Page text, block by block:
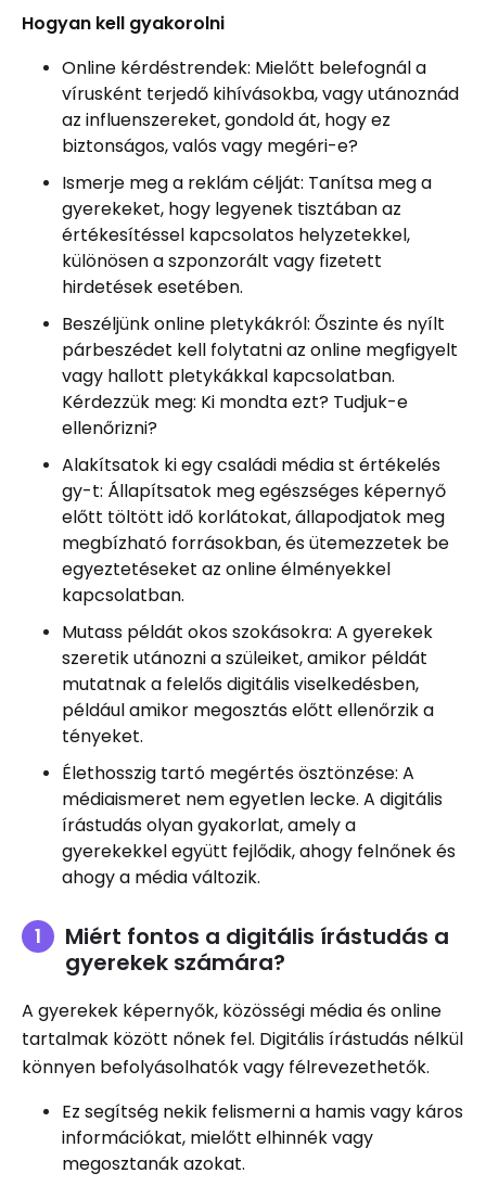
Hogyan kell gyakorolni
Online kérdéstrendek: Mielőtt belefognál a
vírusként terjedő kihívásokba, vagy utánoznád
az influenszereket, gondold át, hogy ez
biztonságos, valós vagy megéri-e?
Ismerje meg a reklám célját: Tanítsa meg a
gyerekeket, hogy legyenek tisztában az
értékesítéssel kapcsolatos helyzetekkel,
különösen a szponzorált vagy fizetett
hirdetések esetében.
Beszéljünk online pletykákról: Őszinte és nyílt
párbeszédet kell folytatni az online megfigyelt
vagy hallott pletykákkal kapcsolatban.
Kérdezzük meg: Ki mondta ezt? Tudjuk-e
ellenőrizni?
Alakítsatok ki egy családi média st értékelés
gy-t: Állapítsatok meg egészséges képernyő
előtt töltött idő korlátokat, állapodjatok meg
megbízható forrásokban, és ütemezzetek be
egyeztetéseket az online élményekkel
kapcsolatban.
Mutass példát okos szokásokra: A gyerekek
szeretik utánozni a szüleiket, amikor példát
mutatnak a felelős digitális viselkedésben,
például amikor megosztás előtt ellenőrzik a
tényeket.
Élethosszig tartó megértés ösztönzése: A
médiaismeret nem egyetlen lecke. A digitális
írástudás olyan gyakorlat, amely a
gyerekekkel együtt fejlődik, ahogy felnőnek és
ahogy a média változik.
Miért fontos a digitális írástudás a
gyerekek számára?
A gyerekek képernyők, közösségi média és online
tartalmak között nőnek fel. Digitális írástudás nélkül
könnyen befolyásolhatók vagy félrevezethetők.
Ez segítség nekik felismerni a hamis vagy káros
információkat, mielőtt elhinnék vagy
megosztanák azokat.